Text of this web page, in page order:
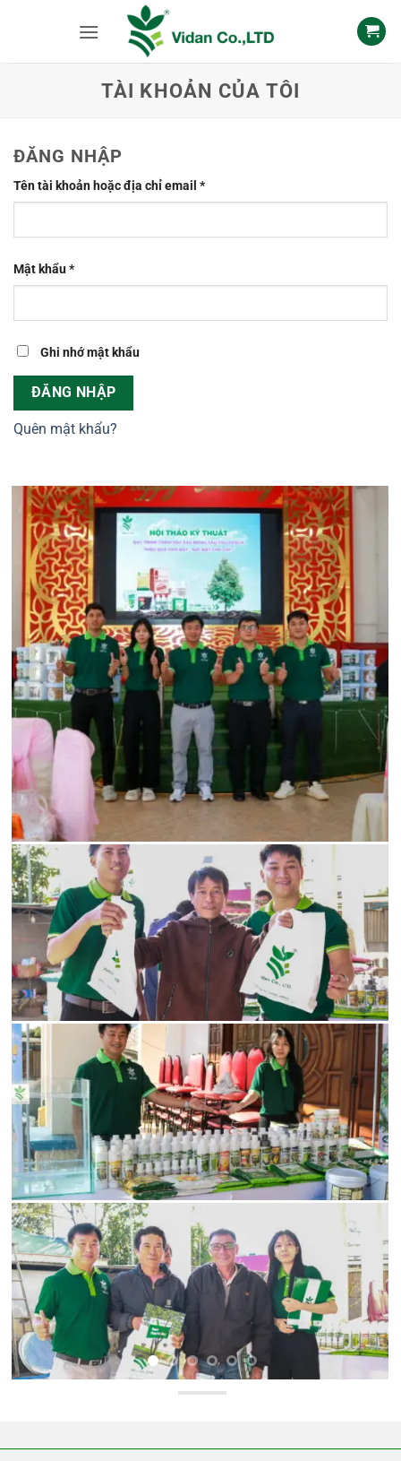
TÀI KHOẢN CỦA TÔI
ĐĂNG NHẬP
Tên tài khoản hoặc địa chỉ email *Bắt
buộc
Mật khẩu*Bắt
buộc
Ghi nhớ mật khẩu
ĐĂNG NHẬP
Quên mật khẩu?